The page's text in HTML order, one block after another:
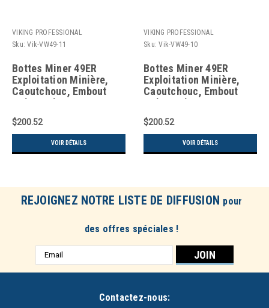
VIKING PROFESSIONAL
Sku: Vik-VW49-11
Bottes Miner 49ER
Exploitation Minière,
Caoutchouc, Embout
Acier, Pointure 11
$200.52
VOIR DÉTAILS
VIKING PROFESSIONAL
Sku: Vik-VW49-10
Bottes Miner 49ER
Exploitation Minière,
Caoutchouc, Embout
Acier, Pointure 10
$200.52
VOIR DÉTAILS
REJOIGNEZ NOTRE LISTE DE DIFFUSION pour
des offres spéciales !
Adresse
e-
Contactez-nous: